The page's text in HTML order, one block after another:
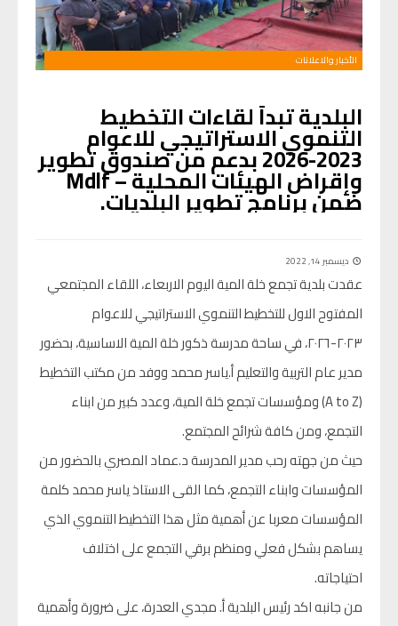
الأخبار والاعلانات
البلدية تبدأ لقاءات التخطيط
التنموي الاستراتيجي للاعوام
2023-2026 بدعم من صندوق تطوير
وإقراض الهيئات المحلية – Mdlf
ضمن برنامج تطوير البلديات.
ديسمبر 14, 2022
عقدت بلدية تجمع خلة المية اليوم الاربعاء، اللقاء المجتمعي
المفتوح الاول للتخطيط التنموي الاستراتيجي للاعوام
٢٠٢٣-٢٠٢٦، في ساحة مدرسة ذكور خلة المية الاساسية، بحضور
مدير عام التربية والتعليم أ.ياسر محمد ووفد من مكتب التخطيط
(A to Z) ومؤسسات تجمع خلة المية، وعدد كبير من ابناء
التجمع، ومن كافة شرائح المجتمع.
حيث من جهته رحب مدير المدرسة د.عماد المصري بالحضور من
المؤسسات وابناء التجمع، كما القى الاستاذ ياسر محمد كلمة
المؤسسات معربا عن أهمية مثل هذا التخطيط التنموي الذي
يساهم بشكل فعلي ومنظم برقي التجمع على اختلاف
احتياجاته.
من جانبه اكد رئيس البلدية أ. مجدي العدرة، على ضرورة وأهمية